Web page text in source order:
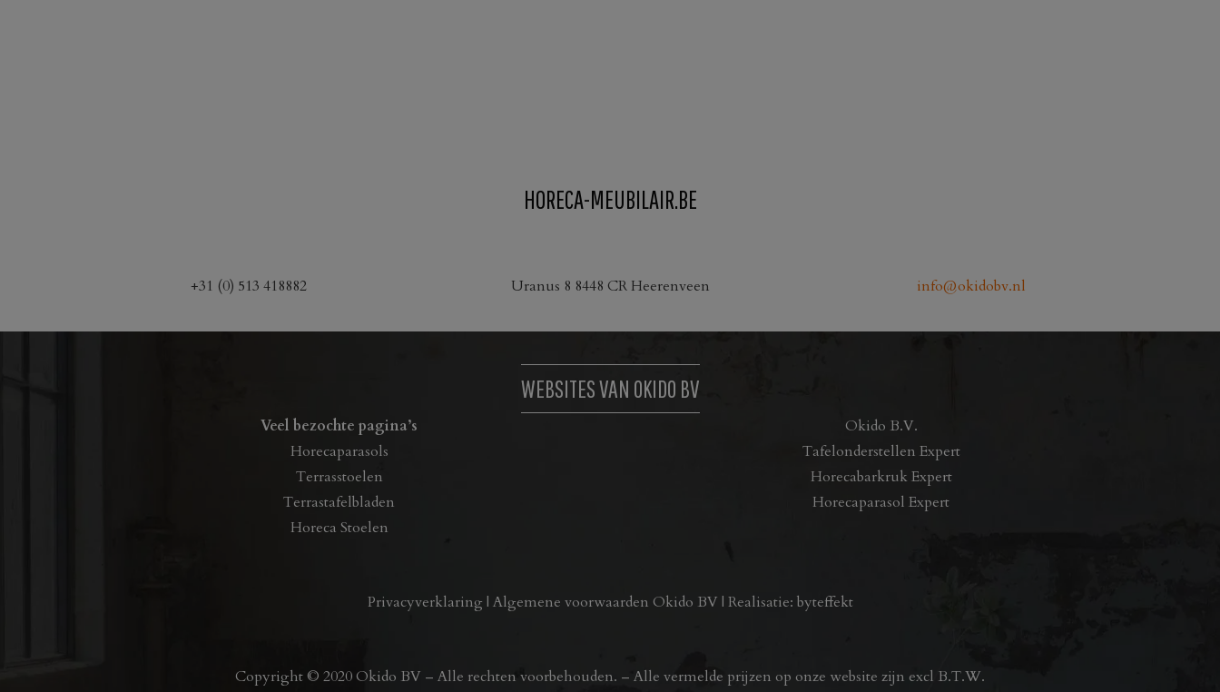
HORECA-MEUBILAIR.BE
+31 (0) 513 418882 Uranus 8 8448 CR Heerenveen info@okidobv.nl
WEBSITES VAN OKIDO BV
Veel bezochte pagina’s
Horecaparasols
Terrasstoelen
Terrastafelbladen
Horeca Stoelen
Okido B.V.
Tafelonderstellen Expert
Horecabarkruk Expert
Horecaparasol Expert
Privacyverklaring | Algemene voorwaarden Okido BV | Realisatie: byteffekt
Copyright © 2020 Okido BV – Alle rechten voorbehouden. – Alle vermelde prijzen op onze website zijn excl B.T.W.